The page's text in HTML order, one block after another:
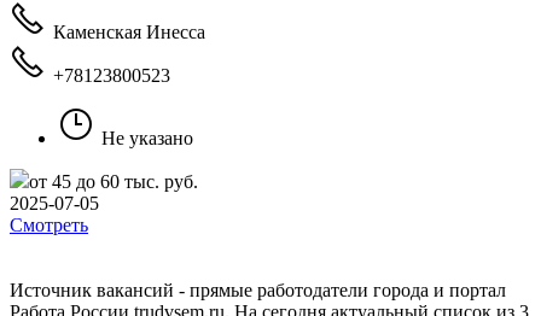
Каменская Инесса
+78123800523
Не указано
от 45 до 60 тыс. руб.
2025-07-05
Смотреть
Источник вакансий - прямые работодатели города и портал
Работа России trudvsem.ru. На сегодня актуальный список из 3